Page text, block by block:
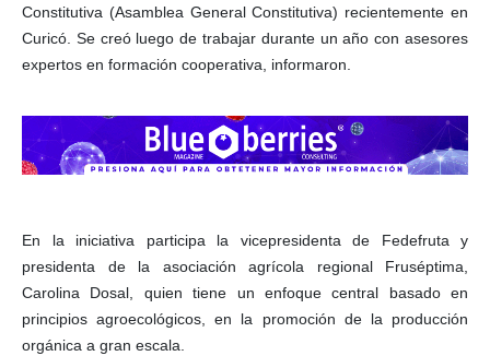
Constitutiva (Asamblea General Constitutiva) recientemente en
Curicó. Se creó luego de trabajar durante un año con asesores
expertos en formación cooperativa, informaron.
En la iniciativa participa la vicepresidenta de Fedefruta y
presidenta de la asociación agrícola regional Fruséptima,
Carolina Dosal, quien tiene un enfoque central basado en
principios agroecológicos, en la promoción de la producción
orgánica a gran escala.